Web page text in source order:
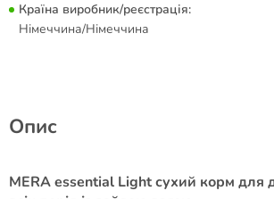
Країна виробник/реєстрація:
Німеччина/Німеччина
Опис
MERA essential Light сухий корм для